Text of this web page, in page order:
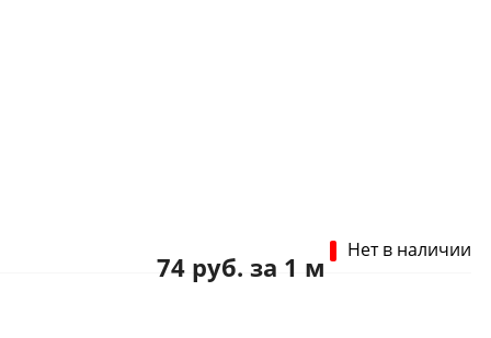
Нет в наличии
74 руб. за 1 м